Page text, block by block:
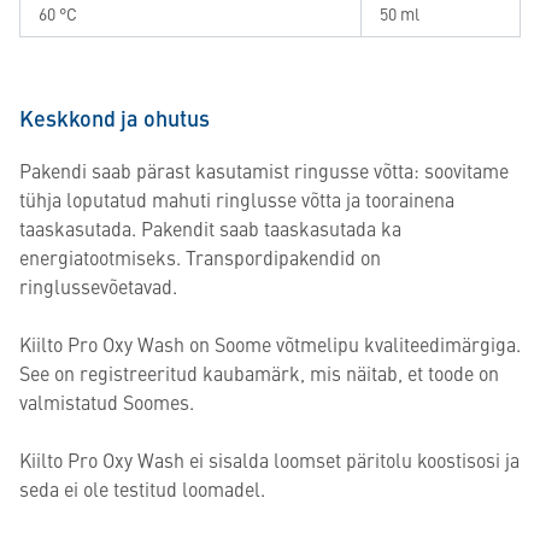
60 °C
50 ml
Keskkond ja ohutus
Pakendi saab pärast kasutamist ringusse võtta: soovitame
tühja loputatud mahuti ringlusse võtta ja toorainena
taaskasutada. Pakendit saab taaskasutada ka
energiatootmiseks. Transpordipakendid on
ringlussevõetavad.
Kiilto Pro Oxy Wash on Soome võtmelipu kvaliteedimärgiga.
See on registreeritud kaubamärk, mis näitab, et toode on
valmistatud Soomes.
Kiilto Pro Oxy Wash ei sisalda loomset päritolu koostisosi ja
seda ei ole testitud loomadel.